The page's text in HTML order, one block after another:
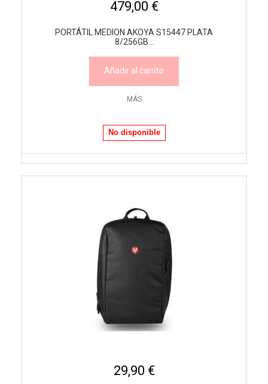
479,00 €
PORTÁTIL MEDION AKOYA S15447 PLATA
8/256GB...
Añadir al carrito
MÁS
No disponible
29,90 €